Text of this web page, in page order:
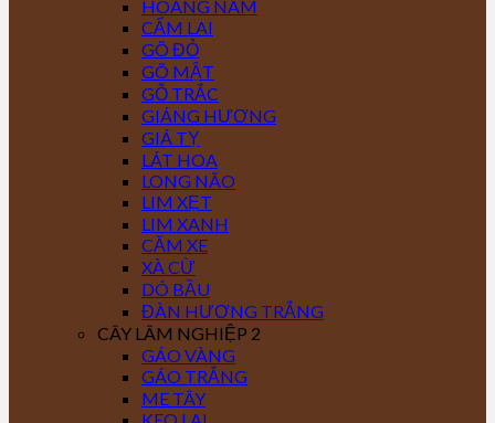
HOÀNG NAM
CẨM LAI
GÕ ĐỎ
GÕ MẬT
GỖ TRẮC
GIÁNG HƯƠNG
GIÁ TỴ
LÁT HOA
LONG NÃO
LIM XẸT
LIM XANH
CĂM XE
XÀ CỪ
DÓ BẦU
ĐÀN HƯƠNG TRẮNG
CÂY LÂM NGHIỆP 2
GÁO VÀNG
GÁO TRẮNG
ME TÂY